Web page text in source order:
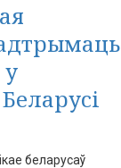
беларусаў